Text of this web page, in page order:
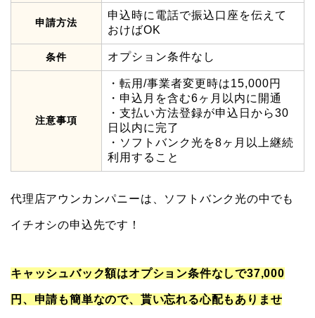
申請方法
申込時に電話で振込口座を伝えて
おけばOK
条件 オプション条件なし
注意事項
・転用/事業者変更時は15,000円
・申込月を含む6ヶ月以内に開通
・支払い方法登録が申込日から30
日以内に完了
・ソフトバンク光を8ヶ月以上継続
利用すること
代理店アウンカンパニーは、ソフトバンク光の中でも
イチオシの申込先です！
キャッシュバック額はオプション条件なしで37,000
円、申請も簡単なので、貰い忘れる心配もありませ